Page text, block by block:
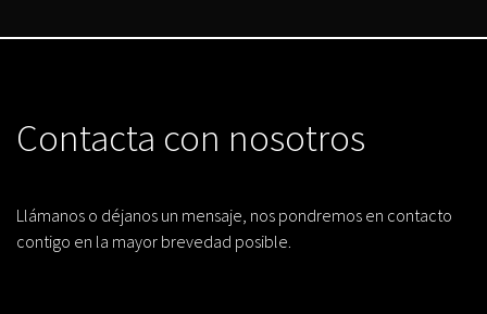
Contacta con nosotros
Llámanos o déjanos un mensaje, nos pondremos en contacto
contigo en la mayor brevedad posible.